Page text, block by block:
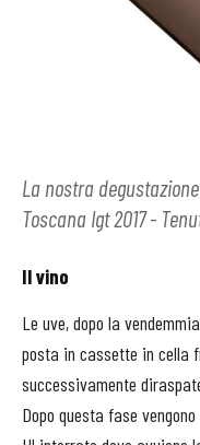
La nostra
Toscana Igt 2017 -
Il vino
Le uve, dopo la
posta in cassette in cella
successivamente
Dopo questa fase